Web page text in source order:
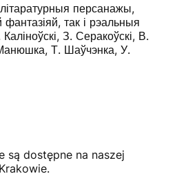
персанажы,
так і рэальныя
З. Серакоўскі, В.
Т. Шаўчэнка, У.
są dostępne na naszej